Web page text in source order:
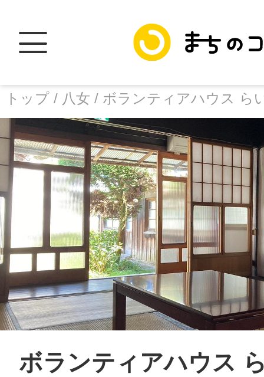
トップ / 八女 / ボランティアハウス ら
facebook
X
LINE
SMS
ボランティアハウス
トップ
加盟スポットに
地域に導入を